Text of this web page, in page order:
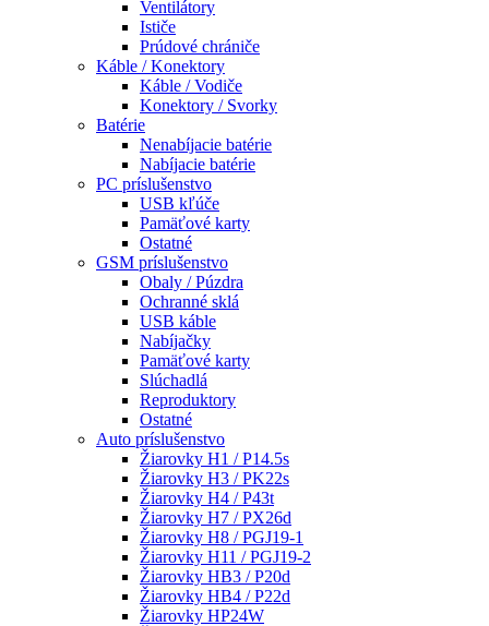
Ventilátory
Ističe
Prúdové chrániče
Káble / Konektory
Káble / Vodiče
Konektory / Svorky
Batérie
Nenabíjacie batérie
Nabíjacie batérie
PC príslušenstvo
USB kľúče
Pamäťové karty
Ostatné
GSM príslušenstvo
Obaly / Púzdra
Ochranné sklá
USB káble
Nabíjačky
Pamäťové karty
Slúchadlá
Reproduktory
Ostatné
Auto príslušenstvo
Žiarovky H1 / P14.5s
Žiarovky H3 / PK22s
Žiarovky H4 / P43t
Žiarovky H7 / PX26d
Žiarovky H8 / PGJ19-1
Žiarovky H11 / PGJ19-2
Žiarovky HB3 / P20d
Žiarovky HB4 / P22d
Žiarovky HP24W